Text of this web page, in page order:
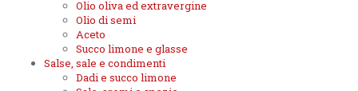
Olio oliva ed extravergine
Olio di semi
Aceto
Succo limone e glasse
Salse, sale e condimenti
Dadi e succo limone